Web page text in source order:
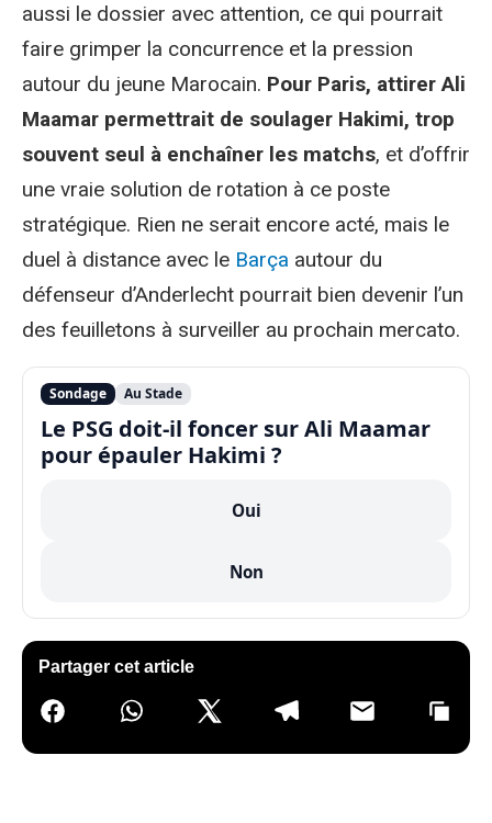
aussi le dossier avec attention, ce qui pourrait
faire grimper la concurrence et la pression
autour du jeune Marocain. Pour Paris, attirer Ali
Maamar permettrait de soulager Hakimi, trop
souvent seul à enchaîner les matchs, et d’offrir
une vraie solution de rotation à ce poste
stratégique. Rien ne serait encore acté, mais le
duel à distance avec le Barça autour du
défenseur d’Anderlecht pourrait bien devenir l’un
des feuilletons à surveiller au prochain mercato.
Sondage Au Stade
Le PSG doit-il foncer sur Ali Maamar
pour épauler Hakimi ?
Oui
Non
Partager cet article